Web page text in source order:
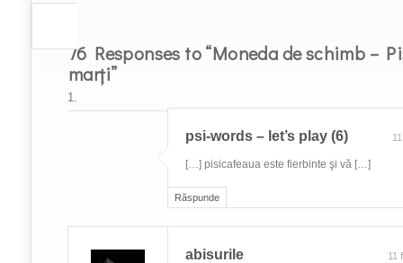
76 Responses to “Moneda de schimb –
marți”
Răspunde
psi-words – let’s play (6)
[…] pisicafeaua este fierbinte şi vă […]
abisurile 11